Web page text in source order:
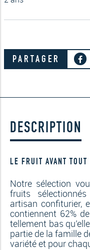
PARTAGER
DESCRIPTION
LE FRUIT AVANT
Notre sélection
fruits
artisan confiturier,
contiennent 62%
tellement bas
partie de la famille
variété et pour